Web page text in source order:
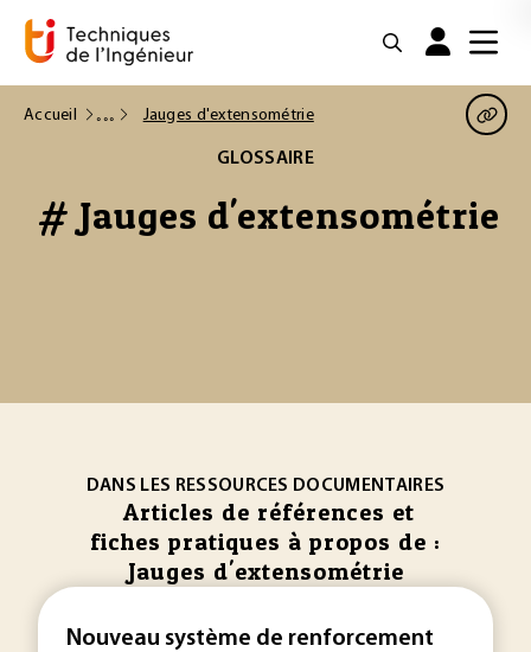
Accueil Jauges d'extensométrie
GLOSSAIRE
# Jauges d'extensométrie
DANS LES RESSOURCES DOCUMENTAIRES
Articles de références et
fiches pratiques à propos de :
Jauges d'extensométrie
Nouveau système de renforcement